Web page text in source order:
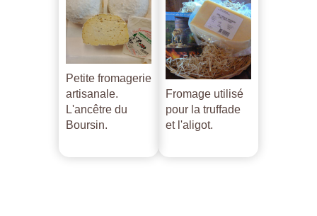
Petite fromagerie
artisanale.
L'ancêtre du
Boursin.
Fromage utilisé
pour la truffade
et l'aligot.